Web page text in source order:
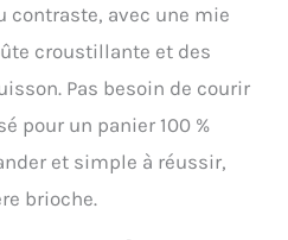
contraste, avec une mie
croustillante et des
Pas besoin de courir
pour un panier 100 %
et simple à réussir,
brioche.